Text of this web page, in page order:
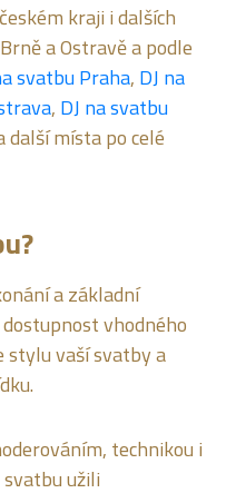
kraji i dalších
a Ostravě a podle
svatbu Praha, DJ na
, DJ na svatbu
další místa po celé
a základní
vhodného
stylu vaší svatby a
technikou i
užili